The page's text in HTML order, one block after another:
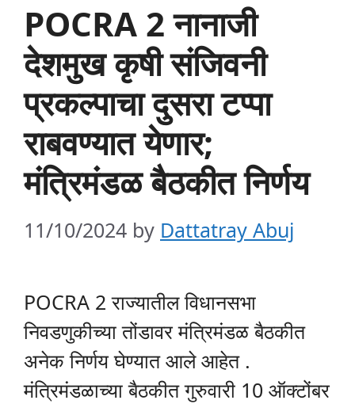
POCRA 2 नानाजी
देशमुख कृषी संजिवनी
प्रकल्पाचा दुसरा टप्पा
राबवण्यात येणार;
मंत्रिमंडळ बैठकीत निर्णय
11/10/2024 by Dattatray Abuj
POCRA 2 राज्यातील विधानसभा
निवडणुकीच्या तोंडावर मंत्रिमंडळ बैठकीत
अनेक निर्णय घेण्यात आले आहेत .
मंत्रिमंडळाच्या बैठकीत गुरुवारी 10 ऑक्टोंबर